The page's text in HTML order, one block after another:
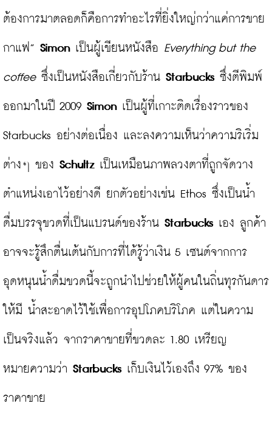
ต้องการมาตลอดก็คือการทำอะไรที่ยิ่งใหญ่กว่าแค่การขาย
กาแฟ” Simon เป็นผู้เขียนหนังสือ Everything but the
coffee ซึ่งเป็นหนังสือเกี่ยวกับร้าน Starbucks ซึ่งตีพิมพ์
ออกมาในปี 2009 Simon เป็นผู้ที่เกาะติดเรื่องราวของ
Starbucks อย่างต่อเนื่อง และลงความเห็นว่าความริเริ่ม
ต่างๆ ของ Schultz เป็นเหมือนภาพลวงตาที่ถูกจัดวาง
ตำแหน่งเอาไว้อย่างดี ยกตัวอย่างเช่น Ethos ซึ่งเป็นน้ำ
ดื่มบรรจุขวดที่เป็นแบรนด์ของร้าน Starbucks เอง ลูกค้า
อาจจะรู้สึกตื่นเต้นกับการที่ได้รู้ว่าเงิน 5 เซนต์จากการ
อุดหนุนน้ำดื่มขวดนี้จะถูกนำไปช่วยให้ผู้คนในถิ่นทุรกันดาร
ให้มี น้ำสะอาดไว้ใช้เพื่อการอุปโภคบริโภค แต่ในความ
เป็นจริงแล้ว จากราคาขายที่ขวดละ 1.80 เหรียญ
หมายความว่า Starbucks เก็บเงินไว้เองถึง 97% ของ
ราคาขาย